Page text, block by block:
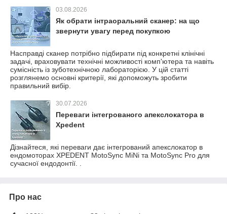
03.08.2026
Як обрати інтраоральний сканер: на що
звернути увагу перед покупкою
Насправді сканер потрібно підбирати під конкретні клінічні
задачі, враховувати технічні можливості комп'ютера та навіть
сумісність із зуботехнічною лабораторією. У цій статті
розглянемо основні критерії, які допоможуть зробити
правильний вибір.
30.07.2026
Переваги інтегрованого апекслокатора в
Xpedent
Дізнайтеся, які переваги дає інтегрований апекслокатор в
ендомоторах XPEDENT MotoSync MiNi та MotoSync Pro для
сучасної ендодонтії. .
Про нас